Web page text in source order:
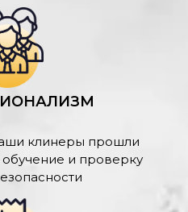
клинеры прошли
и проверку